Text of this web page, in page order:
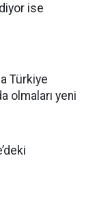
ise
Türkiye
olmaları yeni